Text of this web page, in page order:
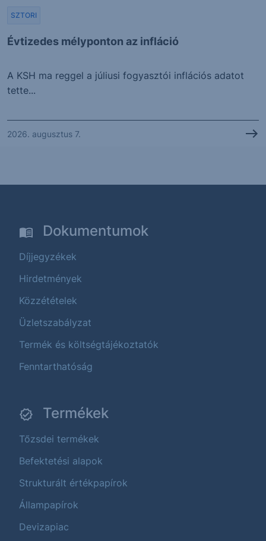
Évtizedes mélyponton az infláció
SZTORI
A KSH ma reggel a júliusi fogyasztói inflációs adatot
tette...
2026. augusztus 7.
Dokumentumok
Díjjegyzékek
Hirdetmények
Közzétételek
Üzletszabályzat
Termék és költségtájékoztatók
Fenntarthatóság
Termékek
Tőzsdei termékek
Befektetési alapok
Strukturált értékpapírok
Állampapírok
Devizapiac